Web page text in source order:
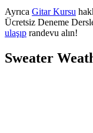
Ayrıca Gitar Kursu
Ücretsiz Deneme
ulaşıp randevu alın!
Sweater